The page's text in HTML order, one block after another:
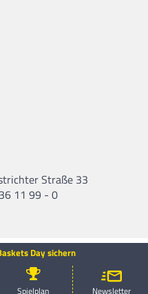
Spielplan Newsletter
Day sichern
Straße 33
11 99 - 0